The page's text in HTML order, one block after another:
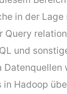
in der Lage
Query
und
Datenquellen
in Hadoop